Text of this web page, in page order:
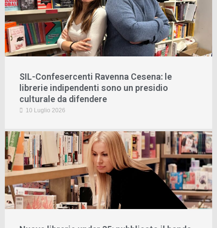
SIL-Confesercenti Ravenna Cesena: le
librerie indipendenti sono un presidio
culturale da difendere
10 Luglio 2026